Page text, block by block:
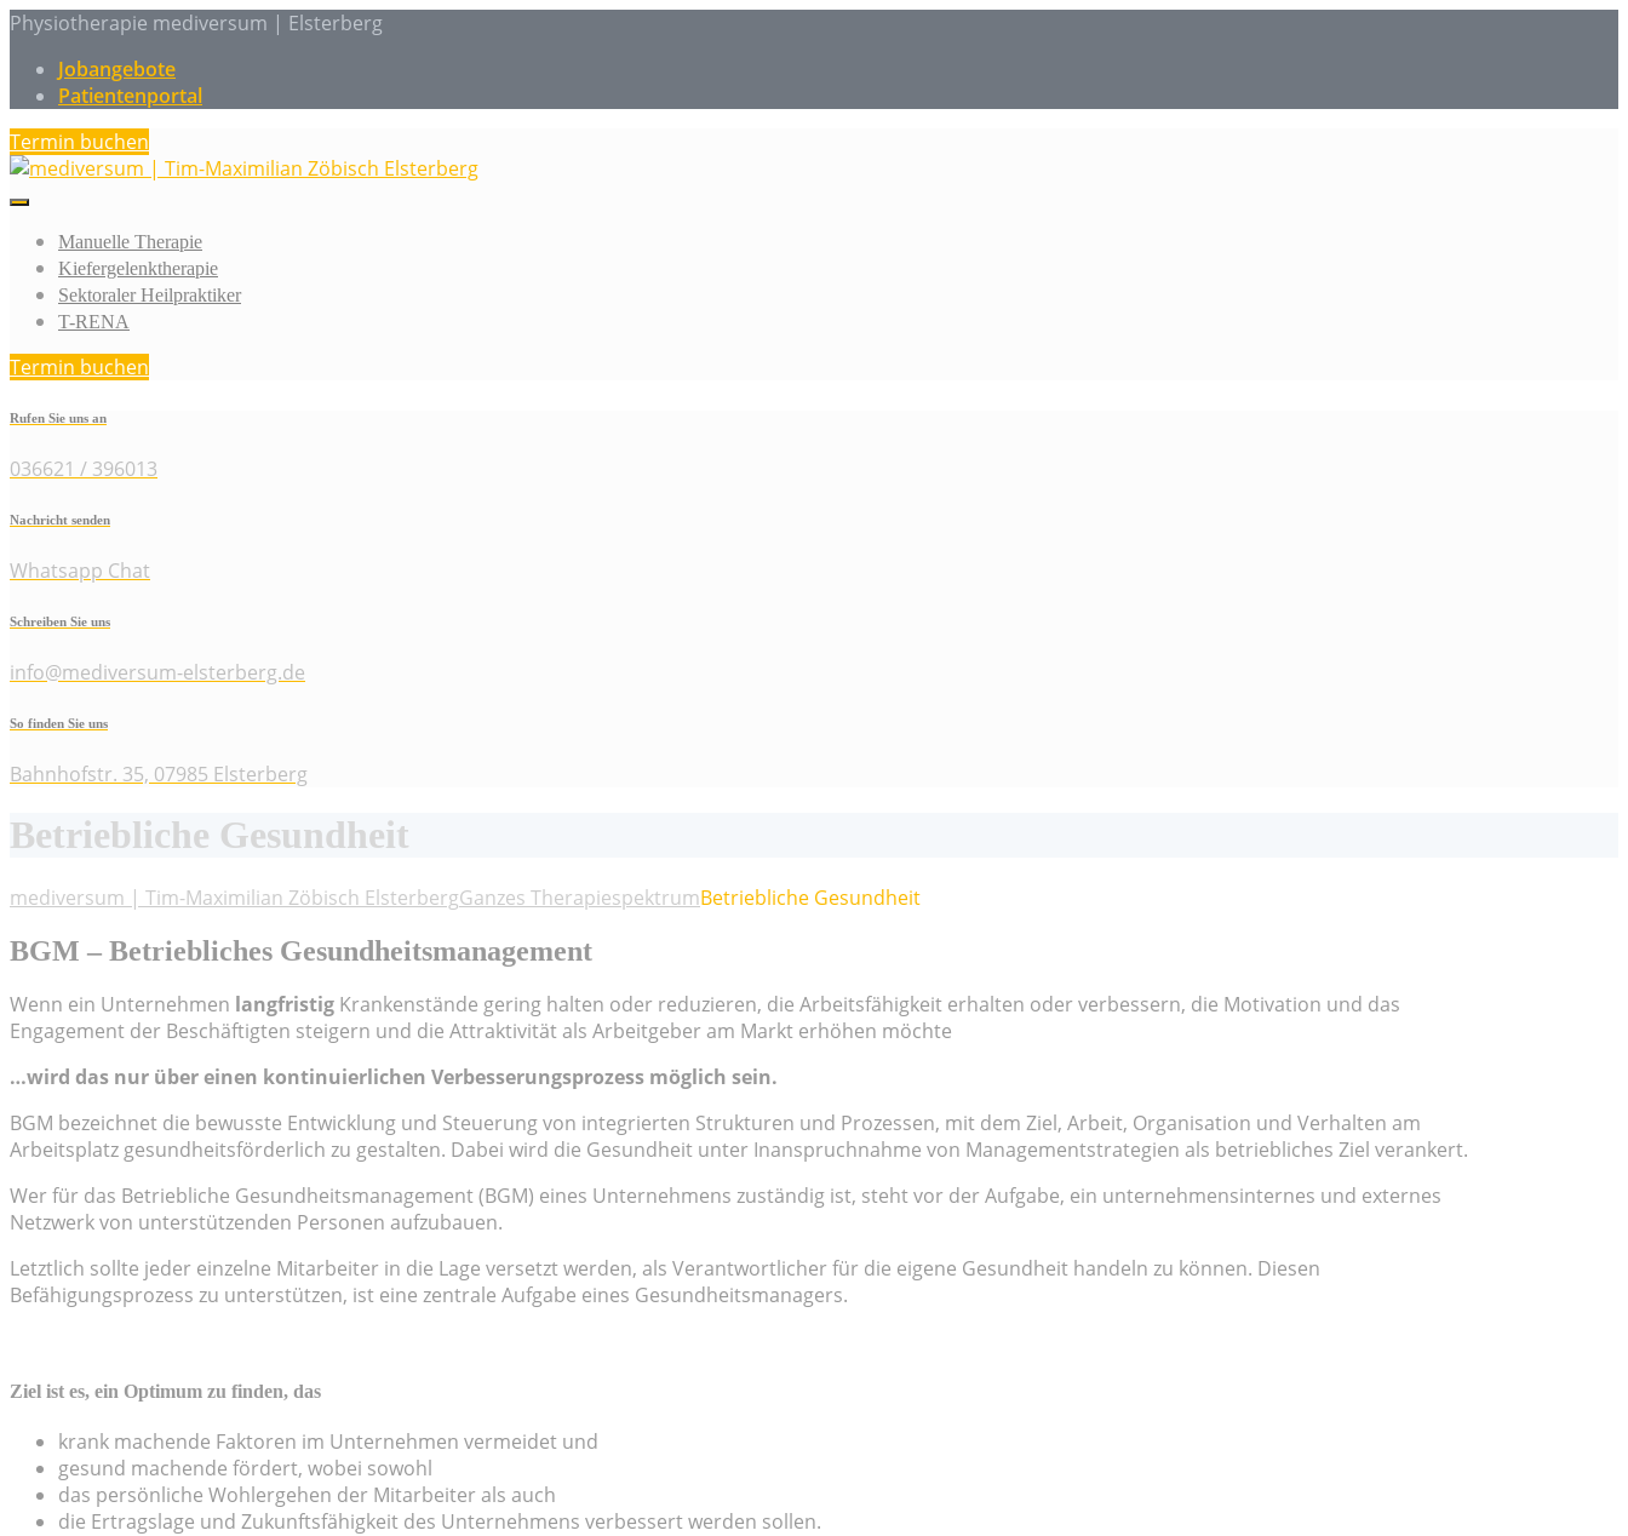
Physiotherapie mediversum | Elsterberg
Jobangebote
Patientenportal
Termin buchen
Manuelle Therapie
Kiefergelenktherapie
Sektoraler Heilpraktiker
T-RENA
Termin buchen
Rufen Sie uns an
036621 / 396013
Nachricht senden
Whatsapp Chat
Schreiben Sie uns
info@mediversum-elsterberg.de
So finden Sie uns
Bahnhofstr. 35, 07985 Elsterberg
Betriebliche Gesundheit
mediversum | Tim-Maximilian Zöbisch ElsterbergGanzes TherapiespektrumBetriebliche Gesundheit
BGM – Betriebliches Gesundheitsmanagement
Wenn ein Unternehmen langfristig Krankenstände gering halten oder reduzieren, die Arbeitsfähigkeit erhalten oder verbessern, die Motivation und das
Engagement der Beschäftigten steigern und die Attraktivität als Arbeitgeber am Markt erhöhen möchte
…wird das nur über einen kontinuierlichen Verbesserungsprozess möglich sein.
BGM bezeichnet die bewusste Entwicklung und Steuerung von integrierten Strukturen und Prozessen, mit dem Ziel, Arbeit, Organisation und Verhalten am
Arbeitsplatz gesundheitsförderlich zu gestalten. Dabei wird die Gesundheit unter Inanspruchnahme von Managementstrategien als betriebliches Ziel verankert.
Wer für das Betriebliche Gesundheitsmanagement (BGM) eines Unternehmens zuständig ist, steht vor der Aufgabe, ein unternehmensinternes und externes
Netzwerk von unterstützenden Personen aufzubauen.
Letztlich sollte jeder einzelne Mitarbeiter in die Lage versetzt werden, als Verantwortlicher für die eigene Gesundheit handeln zu können. Diesen
Befähigungsprozess zu unterstützen, ist eine zentrale Aufgabe eines Gesundheitsmanagers.
Ziel ist es, ein Optimum zu finden, das
krank machende Faktoren im Unternehmen vermeidet und
gesund machende fördert, wobei sowohl
das persönliche Wohlergehen der Mitarbeiter als auch
die Ertragslage und Zukunftsfähigkeit des Unternehmens verbessert werden sollen.